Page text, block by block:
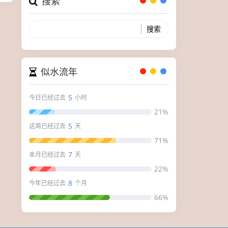
似水流年
今日已经过去 5 小时
21%
这周已经过去 5 天
71%
本月已经过去 7 天
22%
今年已经过去 8 个月
66%